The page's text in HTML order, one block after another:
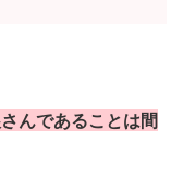
んであることは間